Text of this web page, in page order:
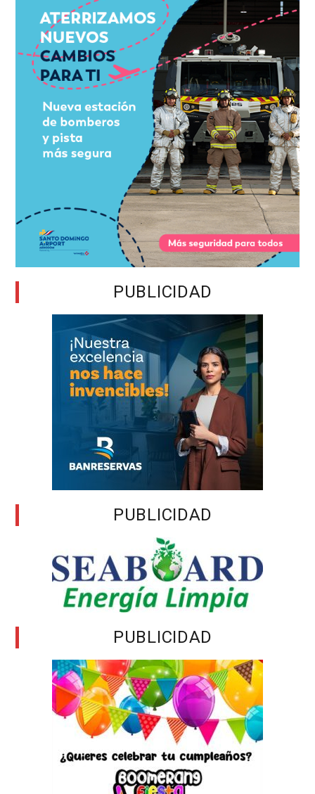
PUBLICIDAD
PUBLICIDAD
PUBLICIDAD